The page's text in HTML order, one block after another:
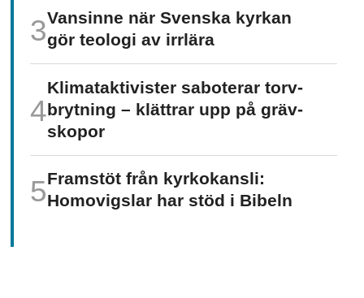
Vansinne när Svenska kyrkan
gör teologi av irrlära
Klimat­aktivister saboterar torv­
brytning – klättrar upp på gräv­
skopor
Framstöt från kyrkokansli:
Homo­vigslar har stöd i Bibeln